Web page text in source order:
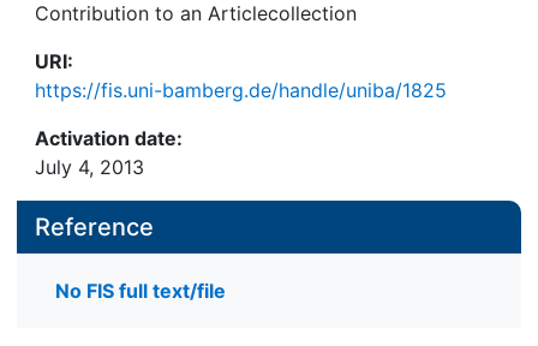
Contribution to an Articlecollection
URI:
https://fis.uni-bamberg.de/handle/uniba/1825
Activation date:
July 4, 2013
Reference
No FIS full text/file